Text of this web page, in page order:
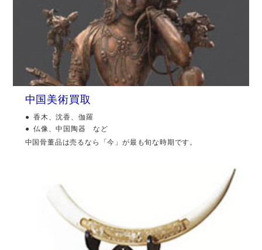
中国美術買取
香木、沈香、伽羅
仏像、中国陶器 など
中国骨董品は売るなら「今」が最も旬な時期です。